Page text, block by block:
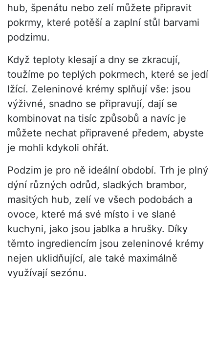
hub, špenátu nebo zelí můžete připravit
pokrmy, které potěší a zaplní stůl barvami
podzimu.
Když teploty klesají a dny se zkracují,
toužíme po teplých pokrmech, které se jedí
lžící. Zeleninové krémy splňují vše: jsou
výživné, snadno se připravují, dají se
kombinovat na tisíc způsobů a navíc je
můžete nechat připravené předem, abyste
je mohli kdykoli ohřát.
Podzim je pro ně ideální období. Trh je plný
dýní různých odrůd, sladkých brambor,
masitých hub, zelí ve všech podobách a
ovoce, které má své místo i ve slané
kuchyni, jako jsou jablka a hrušky. Díky
těmto ingrediencím jsou zeleninové krémy
nejen uklidňující, ale také maximálně
využívají sezónu.